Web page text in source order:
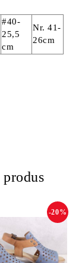
#40-
25,5
cm
Nr. 41-
26cm
-20%